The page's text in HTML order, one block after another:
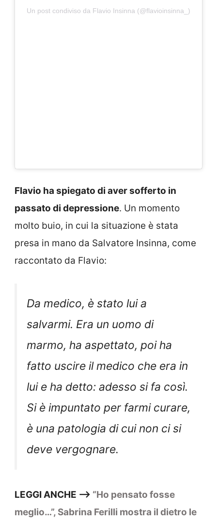
Un post condiviso da Flavio Insinna (@flavioinsinna_)
Flavio ha spiegato di aver sofferto in
passato di depressione. Un momento
molto buio, in cui la situazione è stata
presa in mano da Salvatore Insinna, come
raccontato da Flavio:
Da medico, è stato lui a
salvarmi. Era un uomo di
marmo, ha aspettato, poi ha
fatto uscire il medico che era in
lui e ha detto: adesso si fa così.
Si è impuntato per farmi curare,
è una patologia di cui non ci si
deve vergognare.
LEGGI ANCHE –> “Ho pensato fosse
meglio…”, Sabrina Ferilli mostra il dietro le